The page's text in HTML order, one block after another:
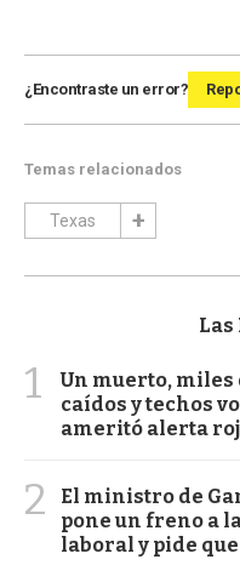
¿Encontraste un error?
Temas relacionados
Texas
Las
1
Un muerto, miles
caídos y techos
ameritó alerta
2
El ministro de
pone un freno a
laboral y pide